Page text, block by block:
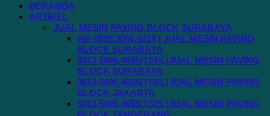
BERANDA
ARTIKEL
JUAL MESIN PAVING BLOCK SURABAYA
WA 0838.3060.0218 I JUAL MESIN PAVING
BLOCK SURABAYA
0813.5495.4655(TSEL)JUAL MESIN PAVING
BLOCK SURABAYA
0813.5495.4655(TSEL)JUAL MESIN PAVING
BLOCK JAKARTA
0813.5495.4655(TSEL)JUAL MESIN PAVING